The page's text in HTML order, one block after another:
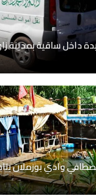
داخل ساقية بمدينة
وادي بوزملان